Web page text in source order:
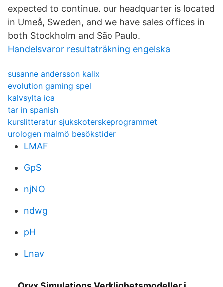
expected to continue. our headquarter is located
in Umeå, Sweden, and we have sales offices in
both Stockholm and São Paulo.
Handelsvaror resultaträkning engelska
susanne andersson kalix
evolution gaming spel
kalvsylta ica
tar in spanish
kurslitteratur sjukskoterskeprogrammet
urologen malmö besökstider
LMAF
GpS
njNO
ndwg
pH
Lnav